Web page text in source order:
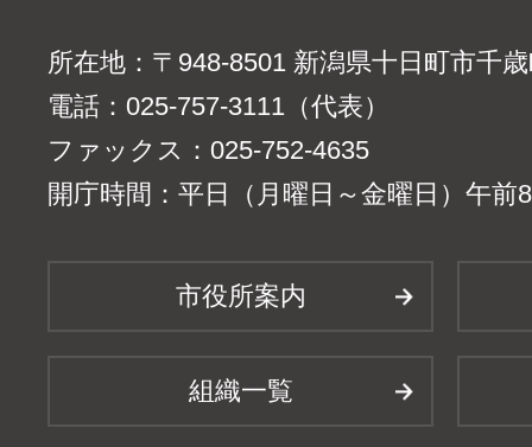
所在地：〒948-8501 新潟県十日町市千
電話：025-757-3111（代表）
ファックス：025-752-4635
開庁時間：平日（月曜日～金曜日）午前
市役所案内
組織一覧